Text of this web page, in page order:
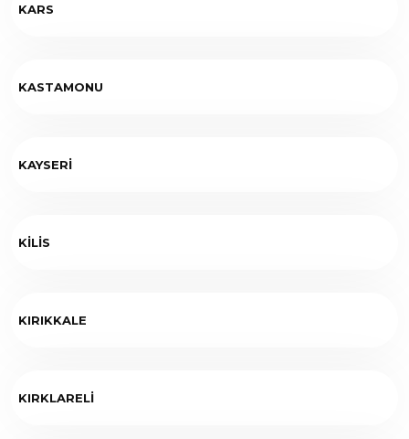
KARS
KASTAMONU
KAYSERİ
KİLİS
KIRIKKALE
KIRKLARELİ